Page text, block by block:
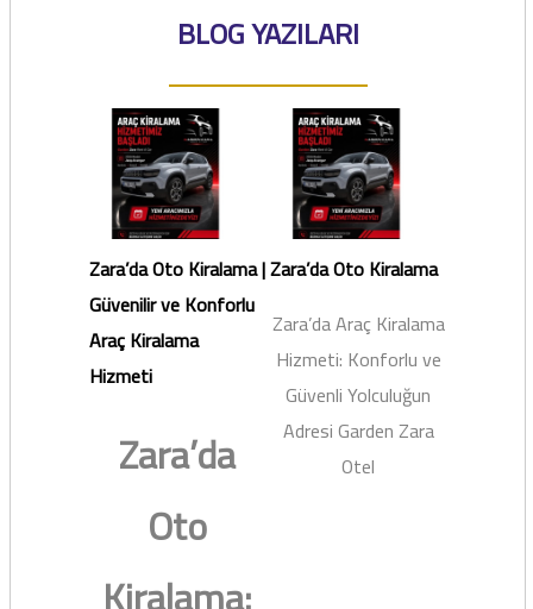
BLOG YAZILARI
Zara’da Oto Kiralama |
Güvenilir ve Konforlu
Araç Kiralama
Hizmeti
Zara’da
Oto
Zara’da Oto Kiralama
Zara’da Araç Kiralama
Hizmeti: Konforlu ve
Güvenli Yolculuğun
Adresi Garden Zara
Otel